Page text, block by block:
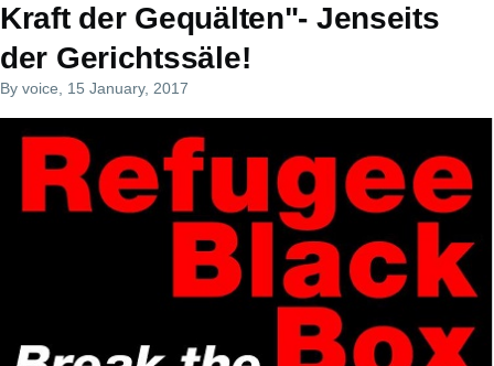
Kraft der Gequälten"- Jenseits
der Gerichtssäle!
By voice , 15 January, 2017